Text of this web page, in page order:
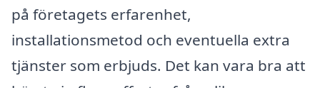
på företagets erfarenhet,
installationsmetod och eventuella extra
tjänster som erbjuds. Det kan vara bra att